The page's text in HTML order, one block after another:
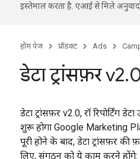
इस्तेमाल करता है. एआई से मिले
होम पेज प्रॉडक्ट Ads
डेटा ट्रांसफ़र v2.
डेटा ट्रांसफ़र v2.0, रॉ रिपोर्टिंग
शुरू होगा Google Marketing
पूरी होने के बाद, डेटा ट्रांसफ़र
लिए, संगठन को ये काम करने होंगे: